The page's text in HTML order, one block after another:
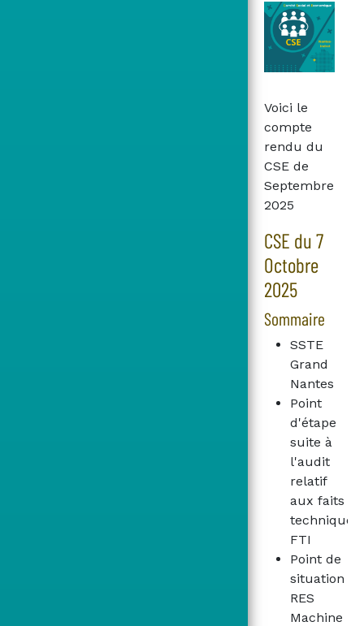
Voici le
compte
rendu du
CSE de
Septembre
2025
CSE du 7
Octobre
2025
Sommaire
SSTE
Grand
Nantes
Point
d'étape
suite à
l'audit
relatif
aux faits
techniques
FTI
Point de
situation
RES
Machine